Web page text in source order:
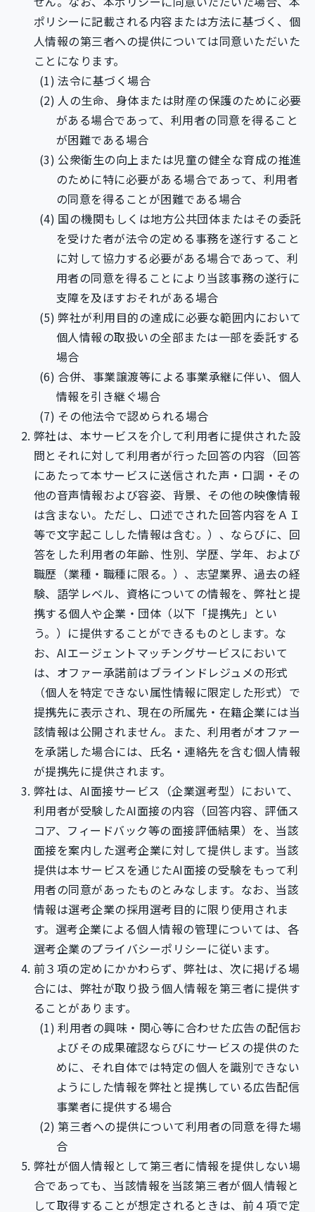
ポリシーに記載される内容または方法に基づく、個
人情報の第三者への提供については同意いただいた
ことになります。
法令に基づく場合
⼈の⽣命、身体または財産の保護のために必要
がある場合であって、利用者の同意を得ること
が困難である場合
公衆衛生の向上または児童の健全な育成の推進
のために特に必要がある場合であって、利用者
の同意を得ることが困難である場合
国の機関もしくは地方公共団体またはその委託
を受けた者が法令の定める事務を遂行すること
に対して協力する必要がある場合であって、利
用者の同意を得ることにより当該事務の遂行に
支障を及ほすおそれがある場合
弊社が利用目的の達成に必要な範囲内において
個人情報の取扱いの全部または一部を委託する
場合
合併、事業譲渡等による事業承継に伴い、個人
情報を引き継ぐ場合
その他法令で認められる場合
弊社は、本サービスを介して利用者に提供された設
問とそれに対して利用者が行った回答の内容（回答
にあたって本サービスに送信された声・口調・その
他の音声情報および容姿、背景、その他の映像情報
は含まない。ただし、口述でされた回答内容をＡＩ
等で文字起こしした情報は含む。）、ならびに、回
答をした利用者の年齢、性別、学歴、学年、および
職歴（業種・職種に限る。）、志望業界、過去の経
験、語学レベル、資格についての情報を、弊社と提
携する個人や企業・団体（以下「提携先」とい
う。）に提供することができるものとします。な
お、AIエージェントマッチングサービスにおいて
は、オファー承諾前はブラインドレジュメの形式
（個人を特定できない属性情報に限定した形式）で
提携先に表示され、現在の所属先・在籍企業には当
該情報は公開されません。また、利用者がオファー
を承諾した場合には、氏名・連絡先を含む個人情報
が提携先に提供されます。
弊社は、AI面接サービス（企業選考型）において、
利用者が受験したAI面接の内容（回答内容、評価ス
コア、フィードバック等の面接評価結果）を、当該
面接を案内した選考企業に対して提供します。当該
提供は本サービスを通じたAI面接の受験をもって利
用者の同意があったものとみなします。なお、当該
情報は選考企業の採用選考目的に限り使用されま
す。選考企業による個人情報の管理については、各
選考企業のプライバシーポリシーに従います。
前３項の定めにかかわらず、弊社は、次に掲げる場
合には、弊社が取り扱う個人情報を第三者に提供す
ることがあります。
利用者の興味・関心等に合わせた広告の配信お
よびその成果確認ならびにサービスの提供のた
めに、それ自体では特定の個人を識別できない
ようにした情報を弊社と提携している広告配信
事業者に提供する場合
第三者への提供について利用者の同意を得た場
合
弊社が個人情報として第三者に情報を提供しない場
合であっても、当該情報を当該第三者が個人情報と
して取得することが想定されるときは、前４項で定